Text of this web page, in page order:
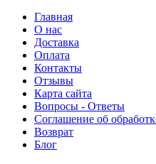
Главная
О нас
Доставка
Оплата
Контакты
Отзывы
Карта сайта
Вопросы - Ответы
Соглашение об
Возврат
Блог